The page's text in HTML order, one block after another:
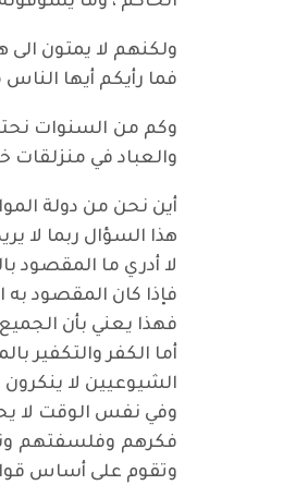
ولكنهم لا يمتون الى
فما رأيكم أيها
وكم من السنوات
والعباد في منزلقات
أين نحن من دولة
هذا السؤال ربما لا
لا أدري ما المقصود
فإذا كان المقصود به
فهذا يعني بأن
أما الكفر والتكفير
الشيوعيين لا
وفي نفس الوقت لا
فكرهم وفلسفتهم
وتقوم على أساس